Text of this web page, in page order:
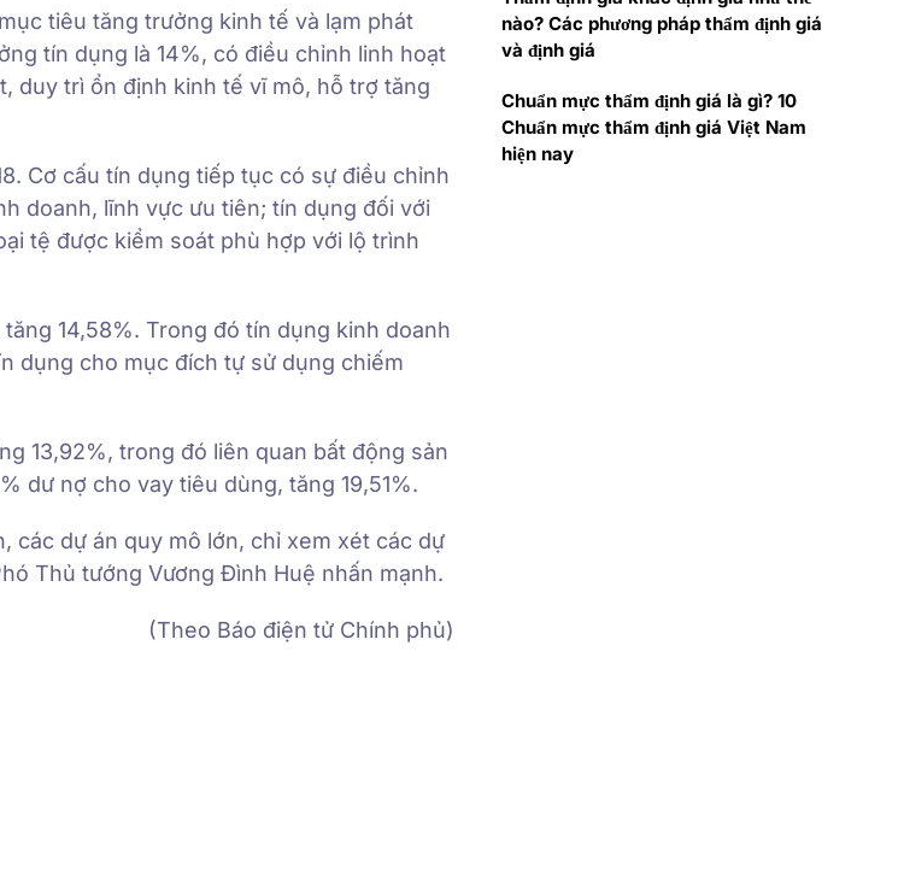
tiêu tăng trưởng kinh tế và lạm phát
tín dụng là 14%, có điều chỉnh linh hoạt
duy trì ổn định kinh tế vĩ mô, hỗ trợ tăng
Cơ cấu tín dụng tiếp tục có sự điều chỉnh
doanh, lĩnh vực ưu tiên; tín dụng đối với
tệ được kiểm soát phù hợp với lộ trình
14,58%. Trong đó tín dụng kinh doanh
dụng cho mục đích tự sử dụng chiếm
13,92%, trong đó liên quan bất động sản
dư nợ cho vay tiêu dùng, tăng 19,51%.
các dự án quy mô lớn, chỉ xem xét các dự
Thủ tướng Vương Đình Huệ nhấn mạnh.
(Theo Báo điện tử Chính phủ)
nào? Các phương pháp thẩm định giá
và định giá
Chuẩn mực thẩm định giá là gì? 10
Chuẩn mực thẩm định giá Việt Nam
hiện nay